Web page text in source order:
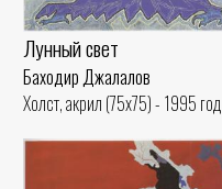
Лунный свет
Баходир Джалалов
Холст, акрил (75x75) - 1995 год